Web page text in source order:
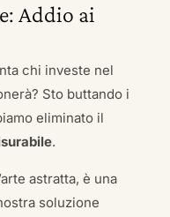
Addio ai
chi investe nel
Sto buttando i
eliminato il
.
astratta, è una
soluzione